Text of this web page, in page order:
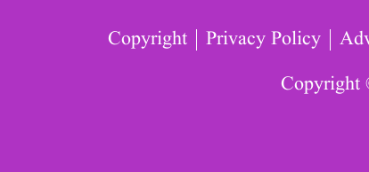
Copyright Privacy Policy
Copyright